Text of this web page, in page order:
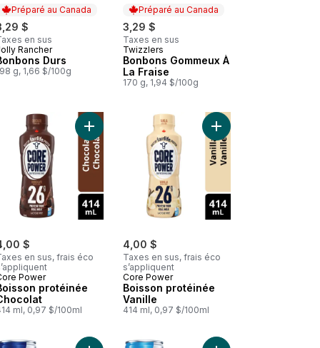
Préparé au Canada
$
en sus
au Canada
Rancher
Durs
g, 1,66 $/100g
Préparé au Canada
3,29 $
Taxes en sus
Préparé au Canada
Twizzlers
Bonbons Gommeux À
La Fraise
170 g, 1,94 $/100g
au panier
glacé citron zéro sucre canettes au panier
$
en sus, frais éco
Power
protéinée
ml, 0,97 $/100ml
Ajouter Boisson protéinée Chocolat au panier
4,00 $
Taxes en sus, frais éco
s’appliquent
Core Power
Boisson protéinée
Vanille
414 ml, 0,97 $/100ml
Ajouter Boisson